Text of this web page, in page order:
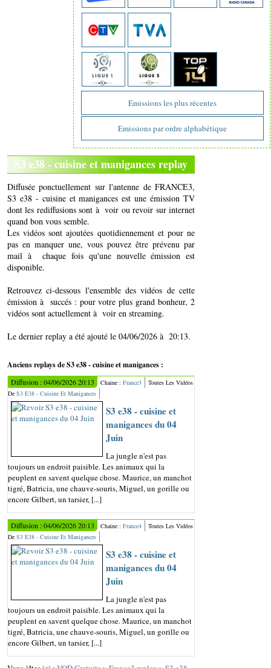
Emissions les plus récentes
Emissions par ordre alphabétique
S3 e38 - cuisine et manigances replay
Diffusée ponctuellement sur l'antenne de FRANCE3,
S3 e38 - cuisine et manigances est une émission TV
dont les rediffusions sont à voir ou revoir sur internet
quand bon vous semble.
Les vidéos sont ajoutées quotidiennement et pour ne
pas en manquer une, vous pouvez être prévenu par
mail à chaque fois qu'une nouvelle émission est
disponible.
Retrouvez ci-dessous l'ensemble des vidéos de cette
émission à succés : pour votre plus grand bonheur, 2
vidéos sont actuellement à voir en streaming.
Le dernier replay a été ajouté le 04/06/2026 à 20:13.
Anciens replays de S3 e38 - cuisine et manigances :
Diffusion : 04/06/2026 20:13 Chaine : France3
Toutes Les Vidéos
De S3 E38 - Cuisine Et Manigances
S3 e38 - cuisine et
manigances du 04
Juin
La jungle n'est pas
toujours un endroit paisible. Les animaux qui la
peuplent en savent quelque chose. Maurice, un manchot
tigré, Batricia, une chauve-souris, Miguel, un gorille ou
encore Gilbert, un tarsier, [...]
Diffusion : 04/06/2026 20:13 Chaine : France4
Toutes Les Vidéos
De S3 E38 - Cuisine Et Manigances
S3 e38 - cuisine et
manigances du 04
Juin
La jungle n'est pas
toujours un endroit paisible. Les animaux qui la
peuplent en savent quelque chose. Maurice, un manchot
tigré, Batricia, une chauve-souris, Miguel, un gorille ou
encore Gilbert, un tarsier, [...]